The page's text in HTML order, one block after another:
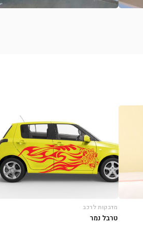
מדבקות לרכב
טרבל נמר